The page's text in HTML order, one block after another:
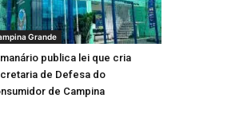
Grande
publica lei que cria
de Defesa do
de Campina